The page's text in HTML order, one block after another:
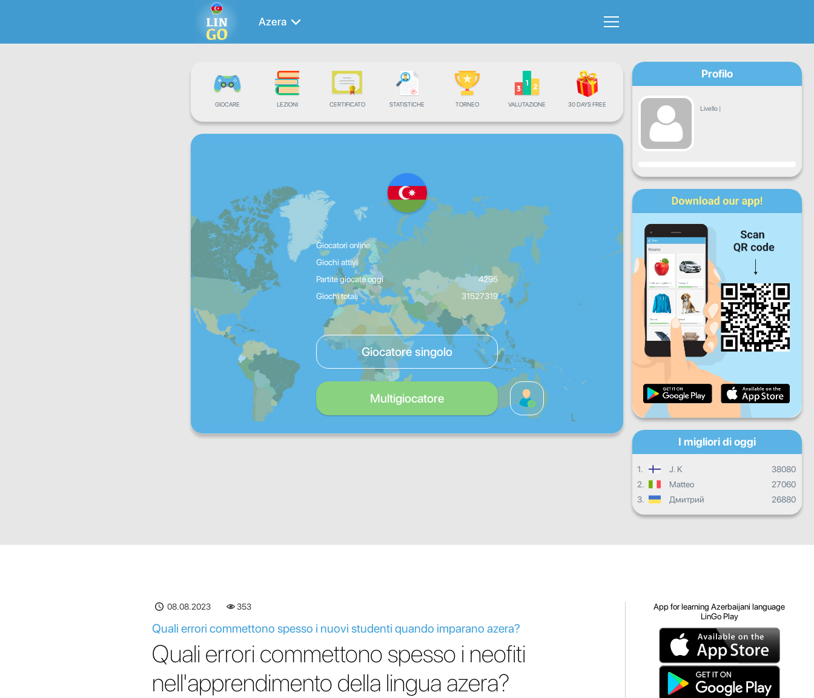
Azera
GIOCARE LEZIONI CERTIFICATO STATISTICHE TORNEO VALUTAZIONE 30 DAYS FREE
Giocatori online
Giochi attivi
Partite giocate oggi
4295
Giochi totali
31527319
Giocatore singolo
Multigiocatore
Profilo
Livello |
Avanzamento
Lun Mer Gio
Sab Dom
Progresso quotidiano
Progressi mensili
Progressi complessivi
I migliori di oggi
1. J. K
38080
2.
Matteo
27060
3.
Дмитрий 26880
08.08.2023 353
Quali errori commettono spesso i nuovi studenti quando imparano azera?
Quali errori commettono spesso i neofiti
nell'apprendimento della lingua azera?
App for learning Azerbaijani language
LinGo Play